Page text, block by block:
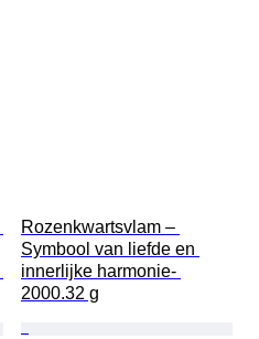
Rozenkwartsvlam –
Symbool van liefde en
innerlijke harmonie-
2000.32 g